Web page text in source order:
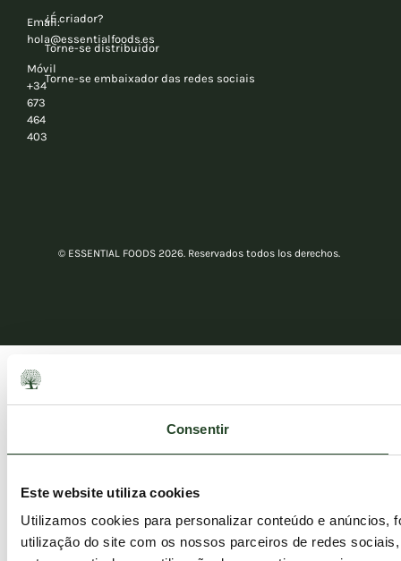
Consentir
Este website utiliza cookies
Utilizamos cookies para personalizar conteúdo e anúncios,
utilização do site com os nossos parceiros de redes
Email:
hola@essentialfoods.es
Móvil
+34
673
464
403
¿É criador?
Torne-se distribuidor
Torne-se embaixador das redes sociais
© ESSENTIAL FOODS 2026. Reservados todos los derechos.